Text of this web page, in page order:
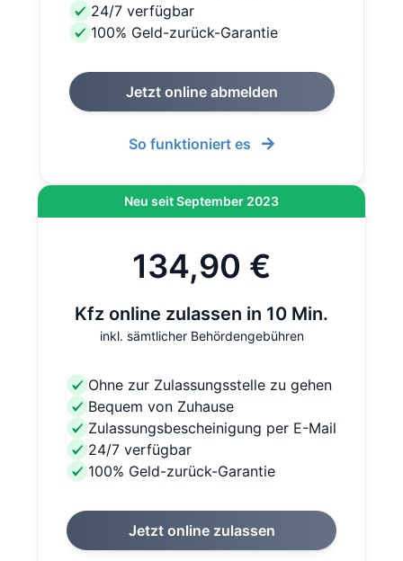
24/7 verfügbar
100% Geld-zurück-Garantie
Jetzt online abmelden
So funktioniert es
Neu seit September 2023
134,90 €
Kfz online zulassen in 10 Min.
inkl. sämtlicher Behördengebühren
Ohne zur Zulassungsstelle zu gehen
Bequem von Zuhause
Zulassungsbescheinigung per E-Mail
24/7 verfügbar
100% Geld-zurück-Garantie
Jetzt online zulassen